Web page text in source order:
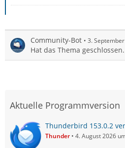
Community-Bot 3.
Hat das Thema geschlossen.
Aktuelle Programmversion
Thunderbird 153.0.2
Thunder 4. August 2026